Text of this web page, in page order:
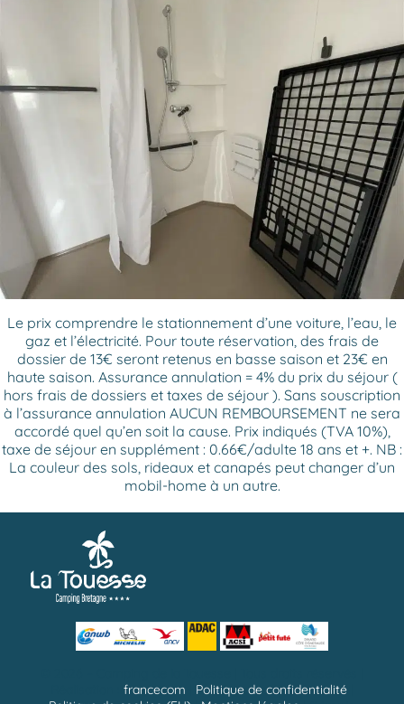
Le prix comprendre le stationnement d’une voiture, l’eau, le
gaz et l’électricité. Pour toute réservation, des frais de
dossier de 13€ seront retenus en basse saison et 23€ en
haute saison. Assurance annulation = 4% du prix du séjour (
hors frais de dossiers et taxes de séjour ). Sans souscription
à l’assurance annulation AUCUN REMBOURSEMENT ne sera
accordé quel qu’en soit la cause. Prix indiqués (TVA 10%),
taxe de séjour en supplément : 0.66€/adulte 18 ans et +. NB :
La couleur des sols, rideaux et canapés peut changer d’un
mobil-home à un autre.
francecom Politique de confidentialité